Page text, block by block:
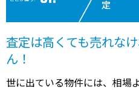
定
査定は高くても売れな
ん！
世に出ている物件には、相場